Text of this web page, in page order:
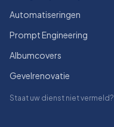
Automatiseringen
Prompt Engineering
Albumcovers
Gevelrenovatie
Staat uw dienst niet vermeld?